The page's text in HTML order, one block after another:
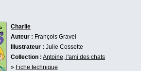
Charlie
Auteur : François Gravel
Illustrateur : Julie Cossette
Collection : Antoine, l'ami des chats
» Fiche technique